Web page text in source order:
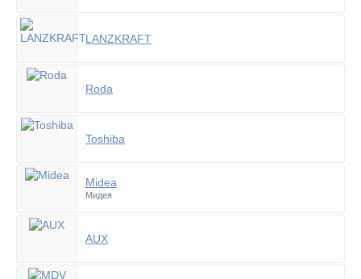
LANZKRAFT
Roda
Toshiba
Midea
Мидея
AUX